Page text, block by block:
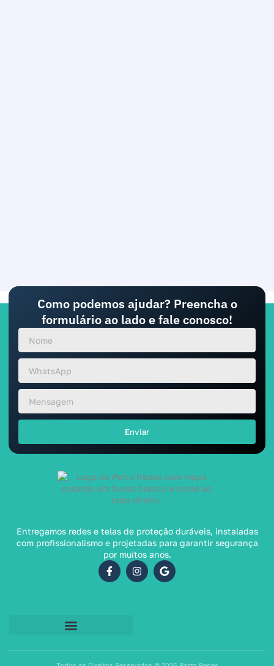
Como podemos ajudar? Preencha o
formulário ao lado e fale conosco!
Enviar
Entregamos redes e telas de proteção duráveis, instaladas
com profissionalismo e projetadas para garantir segurança
por muitos anos.